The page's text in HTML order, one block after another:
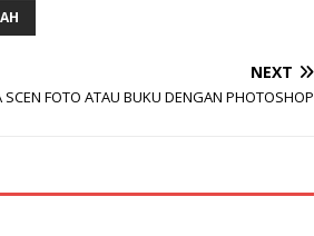
NEXT
SCEN FOTO ATAU BUKU DENGAN PHOTOSHOP